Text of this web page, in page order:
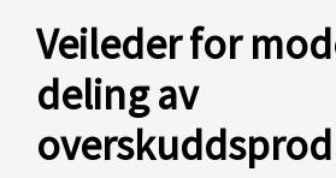
Veileder for
deling av